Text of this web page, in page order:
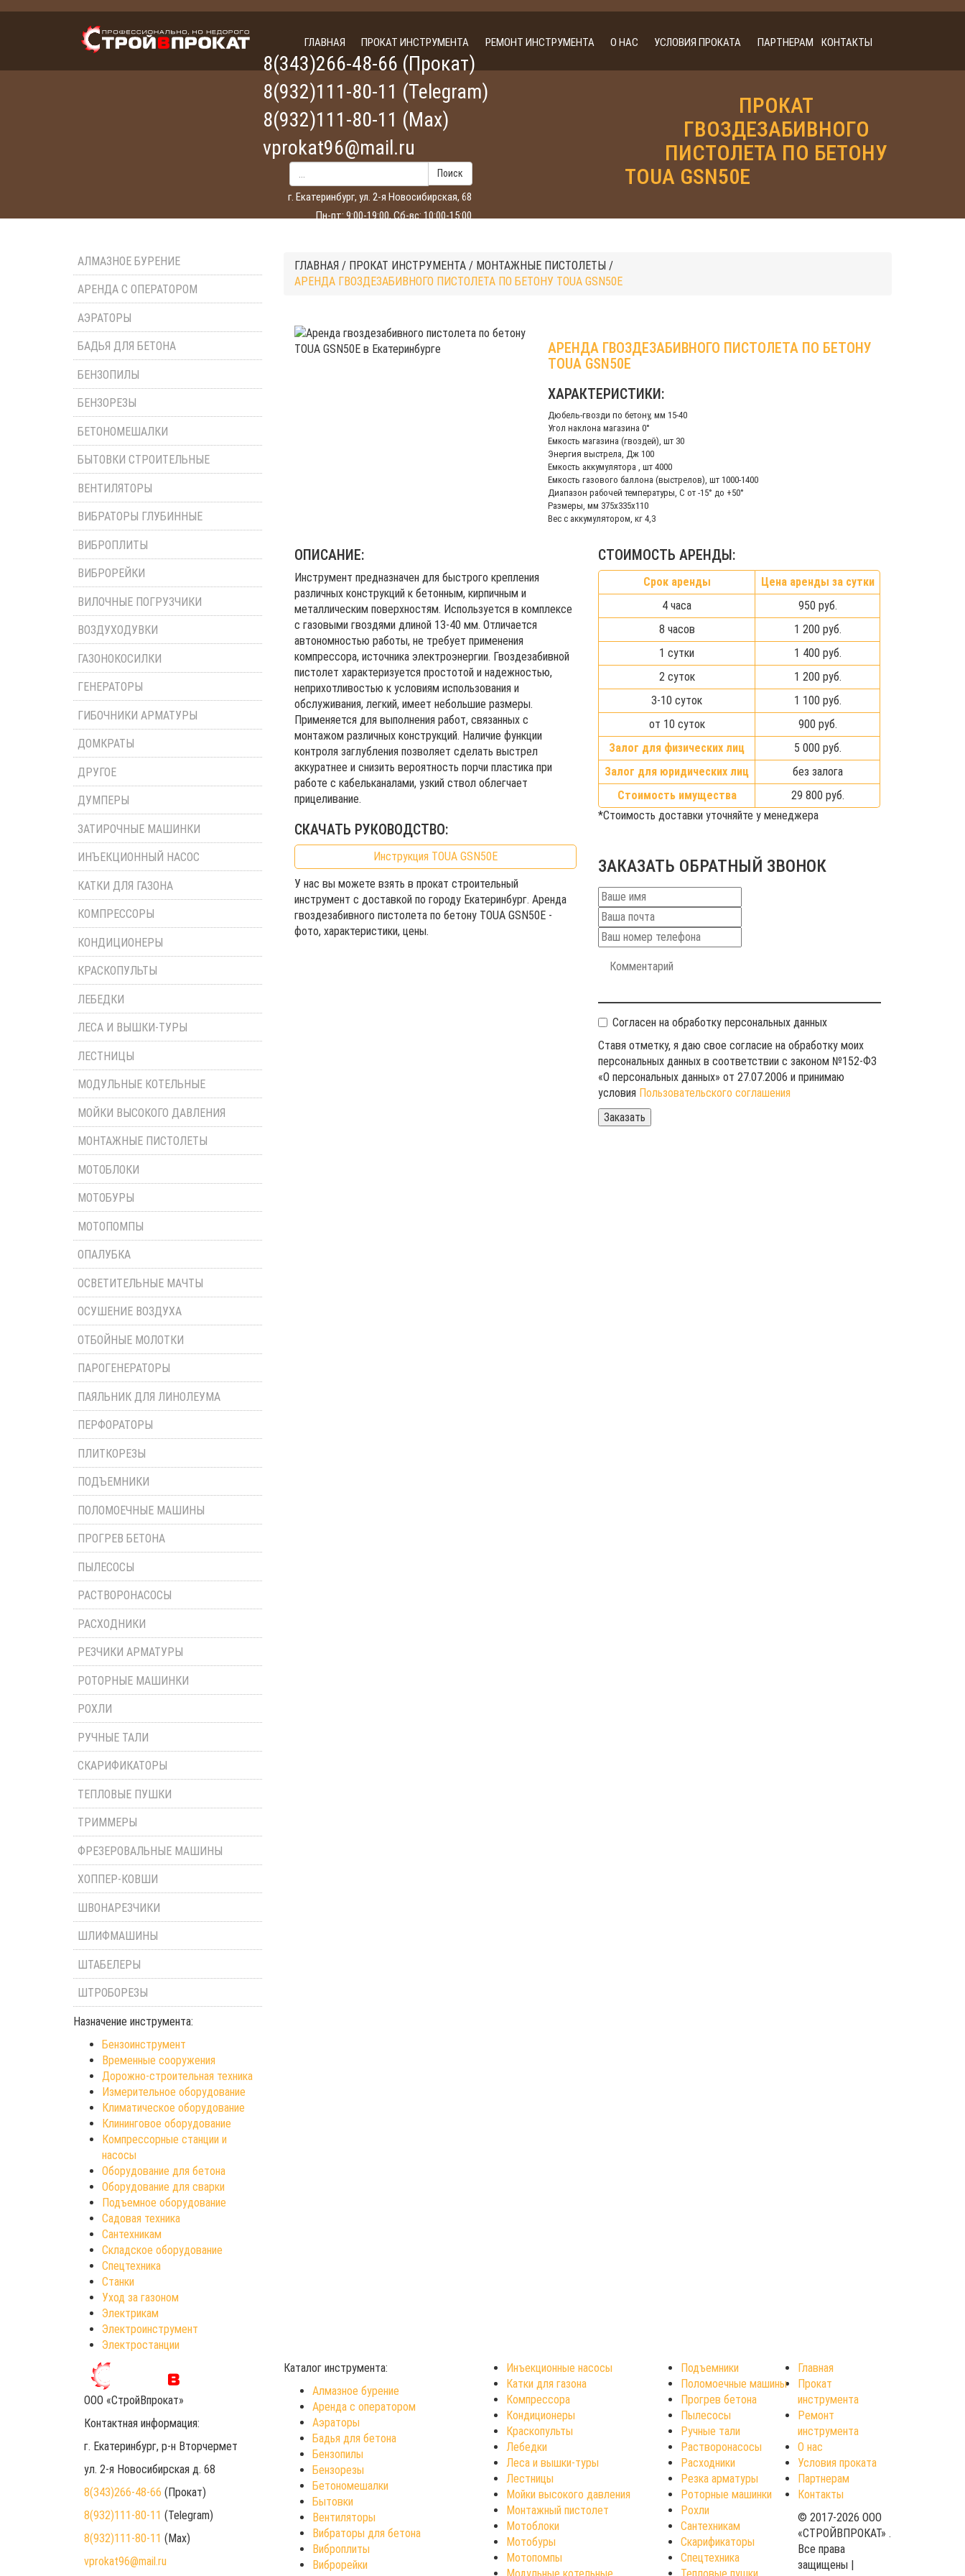
ГЛАВНАЯ ПРОКАТ ИНСТРУМЕНТА РЕМОНТ ИНСТРУМЕНТА О НАС УСЛОВИЯ ПРОКАТА ПАРТНЕРАМ КОНТАКТЫ
8(343)266-48-66 (Прокат)
8(932)111-80-11 (Telegram)
8(932)111-80-11 (Max)
vprokat96@mail.ru
Поиск
г. Екатеринбург, ул. 2-я Новосибирская, 68
Пн-пт: 9:00-19:00, Сб-вс: 10:00-15:00
ПРОКАТ
ГВОЗДЕЗАБИВНОГО
ПИСТОЛЕТА ПО БЕТОНУ
TOUA GSN50Е
ГЛАВНАЯ / ПРОКАТ ИНСТРУМЕНТА/ МОНТАЖНЫЕ ПИСТОЛЕТЫ /
АРЕНДА ГВОЗДЕЗАБИВНОГО ПИСТОЛЕТА ПО БЕТОНУ TOUA GSN50Е
АРЕНДА ГВОЗДЕЗАБИВНОГО ПИСТОЛЕТА ПО БЕТОНУ
TOUA GSN50Е
ХАРАКТЕРИСТИКИ:
Дюбель-гвозди по бетону, мм 15-40
Угол наклона магазина 0°
Емкость магазина (гвоздей), шт 30
Энергия выстрела, Дж 100
Емкость аккумулятора , шт 4000
Емкость газового баллона (выстрелов), шт 1000-1400
Диапазон рабочей температуры, С от -15° до +50°
Размеры, мм 375х335х110
Вес с аккумулятором, кг 4,3
ОПИСАНИЕ:
Инструмент предназначен для быстрого крепления
различных конструкций к бетонным, кирпичным и
металлическим поверхностям. Используется в комплексе
с газовыми гвоздями длиной 13-40 мм. Отличается
автономностью работы, не требует применения
компрессора, источника электроэнергии. Гвоздезабивной
пистолет характеризуется простотой и надежностью,
неприхотливостью к условиям использования и
обслуживания, легкий, имеет небольшие размеры.
Применяется для выполнения работ, связанных с
монтажом различных конструкций. Наличие функции
контроля заглубления позволяет сделать выстрел
аккуратнее и снизить вероятность порчи пластика при
работе с кабельканалами, узкий ствол облегчает
прицеливание.
СКАЧАТЬ РУКОВОДСТВО:
Инструкция TOUA GSN50Е
У нас вы можете взять в прокат строительный
инструмент с доставкой по городу Екатеринбург. Аренда
гвоздезабивного пистолета по бетону TOUA GSN50Е -
фото, характеристики, цены.
СТОИМОСТЬ АРЕНДЫ:
Срок аренды
Цена аренды за сутки
4 часа
950 руб.
8 часов
1 200 руб.
1 сутки
1 400 руб.
2 суток
1 200 руб.
3-10 суток
1 100 руб.
от 10 суток
900 руб.
Залог для физических лиц
5 000 руб.
Залог для юридических лиц
без залога
Стоимость имущества
29 800 руб.
*Стоимость доставки уточняйте у менеджера
ЗАКАЗАТЬ ОБРАТНЫЙ ЗВОНОК
Согласен на обработку персональных данных
Ставя отметку, я даю свое согласие на обработку моих
персональных данных в соответствии с законом №152-ФЗ
«О персональных данных» от 27.07.2006 и принимаю
условия Пользовательского соглашения
АЛМАЗНОЕ БУРЕНИЕ
АРЕНДА С ОПЕРАТОРОМ
АЭРАТОРЫ
БАДЬЯ ДЛЯ БЕТОНА
БЕНЗОПИЛЫ
БЕНЗОРЕЗЫ
БЕТОНОМЕШАЛКИ
БЫТОВКИ СТРОИТЕЛЬНЫЕ
ВЕНТИЛЯТОРЫ
ВИБРАТОРЫ ГЛУБИННЫЕ
ВИБРОПЛИТЫ
ВИБРОРЕЙКИ
ВИЛОЧНЫЕ ПОГРУЗЧИКИ
ВОЗДУХОДУВКИ
ГАЗОНОКОСИЛКИ
ГЕНЕРАТОРЫ
ГИБОЧНИКИ АРМАТУРЫ
ДОМКРАТЫ
ДРУГОЕ
ДУМПЕРЫ
ЗАТИРОЧНЫЕ МАШИНКИ
ИНЪЕКЦИОННЫЙ НАСОС
КАТКИ ДЛЯ ГАЗОНА
КОМПРЕССОРЫ
КОНДИЦИОНЕРЫ
КРАСКОПУЛЬТЫ
ЛЕБЕДКИ
ЛЕСА И ВЫШКИ-ТУРЫ
ЛЕСТНИЦЫ
МОДУЛЬНЫЕ КОТЕЛЬНЫЕ
МОЙКИ ВЫСОКОГО ДАВЛЕНИЯ
МОНТАЖНЫЕ ПИСТОЛЕТЫ
МОТОБЛОКИ
МОТОБУРЫ
МОТОПОМПЫ
ОПАЛУБКА
ОСВЕТИТЕЛЬНЫЕ МАЧТЫ
ОСУШЕНИЕ ВОЗДУХА
ОТБОЙНЫЕ МОЛОТКИ
ПАРОГЕНЕРАТОРЫ
ПАЯЛЬНИК ДЛЯ ЛИНОЛЕУМА
ПЕРФОРАТОРЫ
ПЛИТКОРЕЗЫ
ПОДЪЕМНИКИ
ПОЛОМОЕЧНЫЕ МАШИНЫ
ПРОГРЕВ БЕТОНА
ПЫЛЕСОСЫ
РАСТВОРОНАСОСЫ
РАСХОДНИКИ
РЕЗЧИКИ АРМАТУРЫ
РОТОРНЫЕ МАШИНКИ
РОХЛИ
РУЧНЫЕ ТАЛИ
СКАРИФИКАТОРЫ
ТЕПЛОВЫЕ ПУШКИ
ТРИММЕРЫ
ФРЕЗЕРОВАЛЬНЫЕ МАШИНЫ
ХОППЕР-КОВШИ
ШВОНАРЕЗЧИКИ
ШЛИФМАШИНЫ
ШТАБЕЛЕРЫ
ШТРОБОРЕЗЫ
Назначение инструмента:
Бензоинструмент
Временные сооружения
Дорожно-строительная техника
Измерительное оборудование
Климатическое оборудование
Клининговое оборудование
Компрессорные станции и
насосы
Оборудование для бетона
Оборудование для сварки
Подъемное оборудование
Садовая техника
Сантехникам
Складское оборудование
Спецтехника
Станки
Уход за газоном
Электрикам
Электроинструмент
Электростанции
ООО «СтройВпрокат»
Контактная информация:
г. Екатеринбург, р-н Вторчермет
ул. 2-я Новосибирская д. 68
8(343)266-48-66 (Прокат)
8(932)111-80-11 (Telegram)
8(932)111-80-11 (Max)
vprokat96@mail.ru
Каталог инструмента:
Алмазное бурение
Аренда с оператором
Аэраторы
Бадья для бетона
Бензопилы
Бензорезы
Бетономешалки
Бытовки
Вентиляторы
Вибраторы для бетона
Виброплиты
Виброрейки
Инъекционные насосы
Катки для газона
Компрессора
Кондиционеры
Краскопульты
Лебедки
Леса и вышки-туры
Лестницы
Мойки высокого давления
Монтажный пистолет
Мотоблоки
Мотобуры
Мотопомпы
Подъемники
Поломоечные машины
Прогрев бетона
Пылесосы
Ручные тали
Растворонасосы
Расходники
Резка арматуры
Роторные машинки
Рохли
Сантехникам
Скарификаторы
Спецтехника
Главная
Прокат
инструмента
Ремонт
инструмента
О нас
Условия проката
Партнерам
Контакты
© 2017-2026 ООО
«СТРОЙВПРОКАТ» .
Все права
защищены |